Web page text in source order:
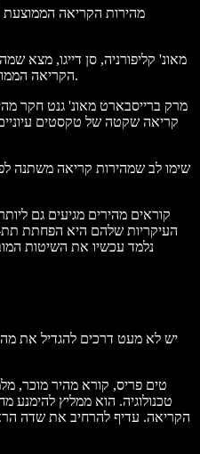
הקריאה הממוצעת לסטודנט היא 250 מילים בדקה.
מרק ברייסבארט מאונ' גנט חקר
שימו לב שמהירות קריאה משתנה
העיקריות שלהם היא הפחתת תת-
נלמד עכשיו את השיטות
יש לא מעט דרכים להגדיל את
טים פריס, קורא מהיר מוכר,
טכנולוגיה. הוא ממליץ
הקריאה. עדיף להרחיב את שדה